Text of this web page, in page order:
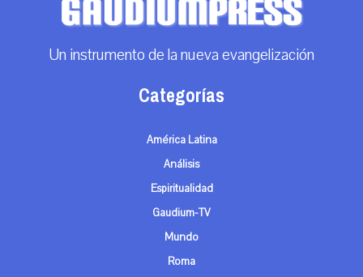
Un instrumento de la nueva evangelización
Categorías
América Latina
Análisis
Espiritualidad
Gaudium-TV
Mundo
Roma